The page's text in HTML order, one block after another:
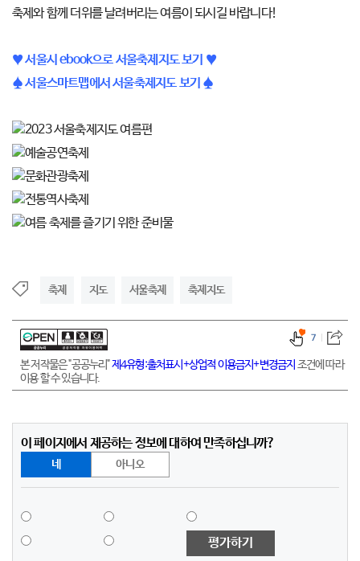
축제와 함께 더위를 날려버리는 여름이 되시길 바랍니다!
♥ 서울시 ebook으로 서울축제지도 보기 ♥
♠ 서울스마트맵에서 서울축제지도 보기 ♠
축제 지도 서울축제 축제지도
본 저작물은 "공공누리"제4유형:출처표시+상업적 이용금지+변경금지 조건에 따라
이용 할 수 있습니다.
7
이 페이지에서 제공하는 정보에 대하여 만족하십니까?
네 아니오
평가하기